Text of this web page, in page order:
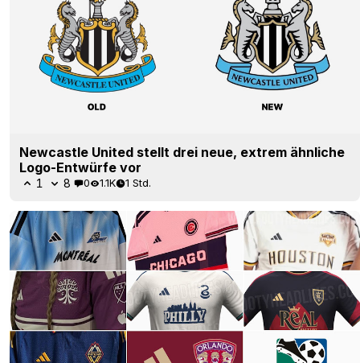
Newcastle United stellt drei neue, extrem ähnliche
Logo-Entwürfe vor
1 8 0 1.1K 1 Std.